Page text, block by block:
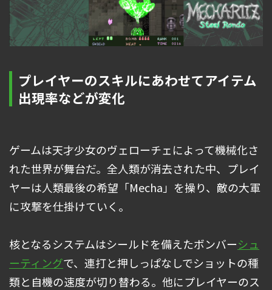
プレイヤーのスキルにあわせてアイテム
出現率などが変化
ゲームは天才少女のヴェローチェによって機械化さ
れた世界が舞台だ。全人類が消去された中、プレイ
ヤーは人類最後の希望「Mecha」を操り、敵の大軍
に攻撃を仕掛けていく。
核となるシステムはシールドを備えたボンバーシュ
ーティングで、連打と押しっぱなしでショットの種
類と自機の速度が切り替わる。他にプレイヤーのス